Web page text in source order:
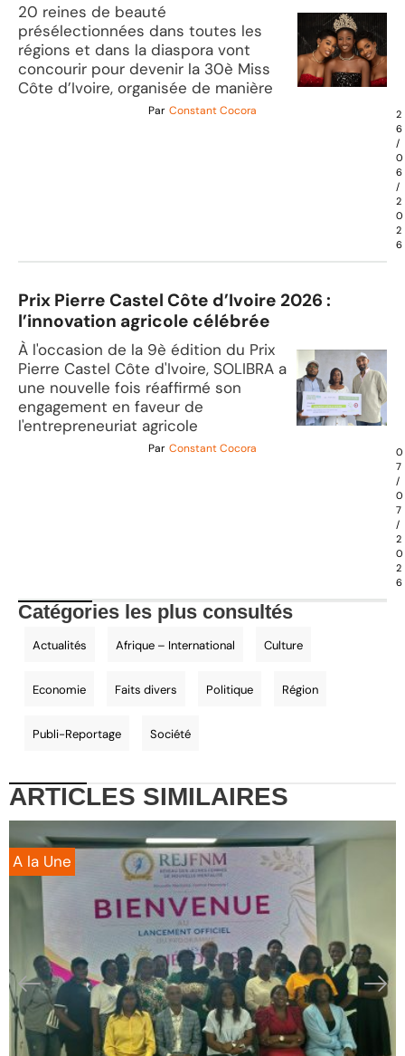
20 reines de beauté
présélectionnées dans toutes les
régions et dans la diaspora vont
concourir pour devenir la 30è Miss
Côte d’Ivoire, organisée de manière
Par Constant Cocora
2
6
/
0
6
/
2
0
2
6
Prix Pierre Castel Côte d’Ivoire 2026 :
l’innovation agricole célébrée
À l'occasion de la 9è édition du Prix
Pierre Castel Côte d'Ivoire, SOLIBRA a
une nouvelle fois réaffirmé son
engagement en faveur de
l'entrepreneuriat agricole
Par Constant Cocora
0
7
/
0
7
/
2
0
2
6
Catégories les plus consultés
Actualités Afrique – International Culture
Economie Faits divers Politique Région
Publi-Reportage Société
ARTICLES SIMILAIRES
A la Une